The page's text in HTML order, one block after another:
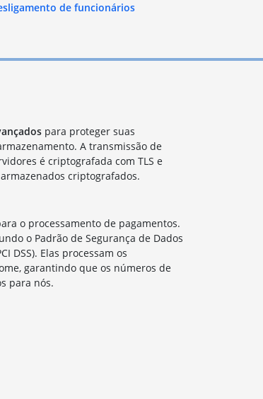
de funcionários
para proteger suas
A transmissão de
é criptografada com TLS e
criptografados.
o processamento de pagamentos.
o Padrão de Segurança de Dados
DSS). Elas processam os
garantindo que os números de
para nós.